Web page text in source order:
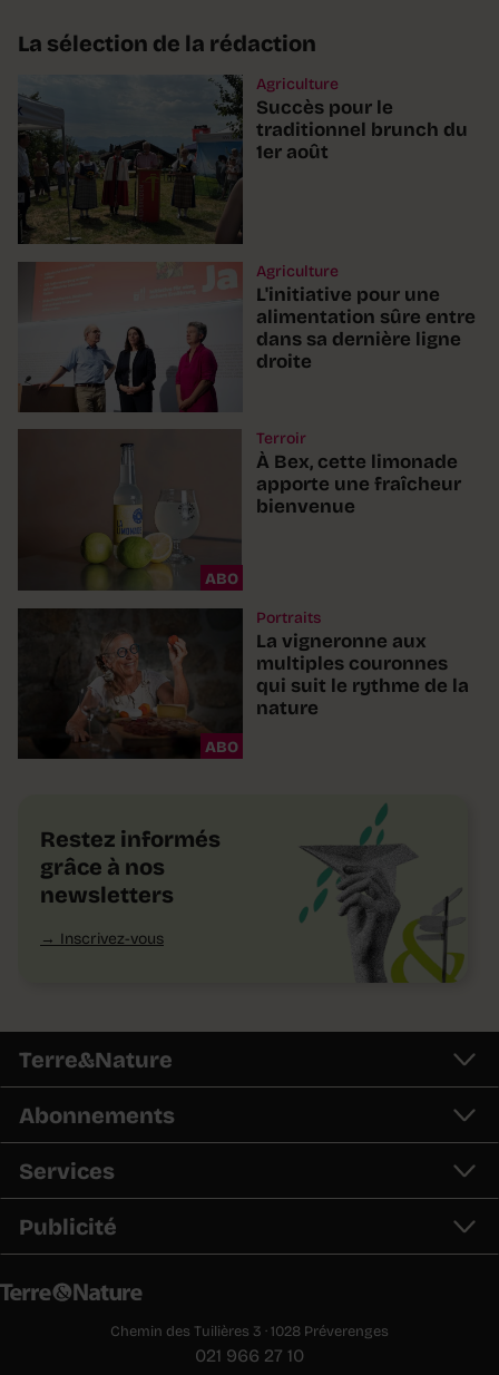
La sélection de la rédaction
Agriculture
Succès pour le
traditionnel brunch du
1er août
Agriculture
L'initiative pour une
alimentation sûre entre
dans sa dernière ligne
droite
ABO
Terroir
À Bex, cette limonade
apporte une fraîcheur
bienvenue
ABO
Portraits
La vigneronne aux
multiples couronnes
qui suit le rythme de la
nature
Restez informés
grâce à nos
newsletters
Inscrivez-vous
Terre&Nature
Abonnements
Services
Publicité
Chemin des Tuilières 3 · 1028 Préverenges
021 966 27 10